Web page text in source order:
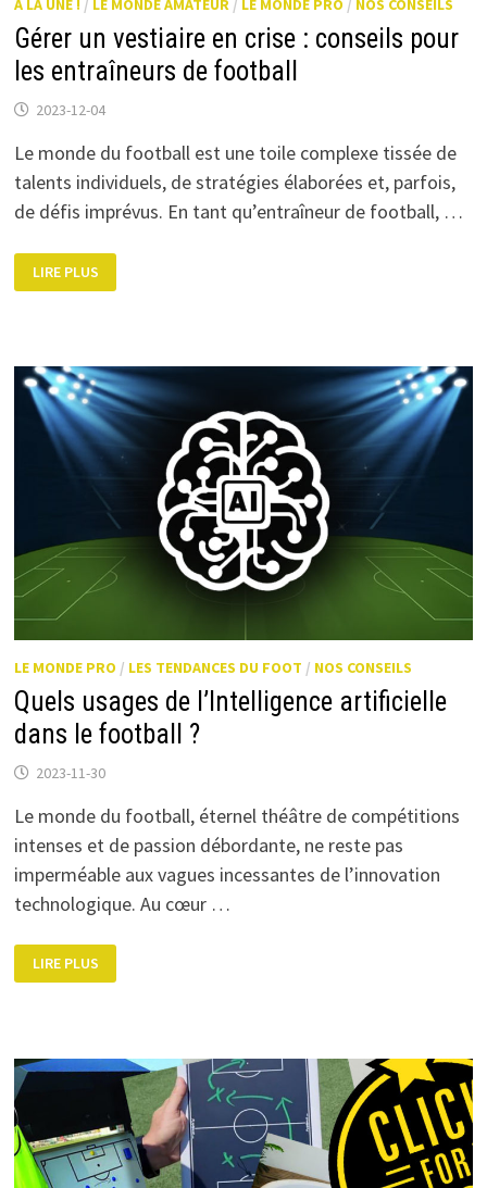
A LA UNE ! / LE MONDE AMATEUR/ LE MONDE PRO / NOS CONSEILS
Gérer un vestiaire en crise : conseils pour
les entraîneurs de football
2023-12-04
Le monde du football est une toile complexe tissée de
talents individuels, de stratégies élaborées et, parfois,
de défis imprévus. En tant qu’entraîneur de football, …
UN
VESTIAIRE
POUR
LES
ENTRAÎNEURS
DE
FOOTBALL
LIRE PLUS
LE MONDE PRO / LES TENDANCES DU FOOT / NOS CONSEILS
Quels usages de l’Intelligence artificielle
dans le football ?
2023-11-30
Le monde du football, éternel théâtre de compétitions
intenses et de passion débordante, ne reste pas
imperméable aux vagues incessantes de l’innovation
technologique. Au cœur …
USAGES
DE
FOOTBALL
?
LIRE PLUS